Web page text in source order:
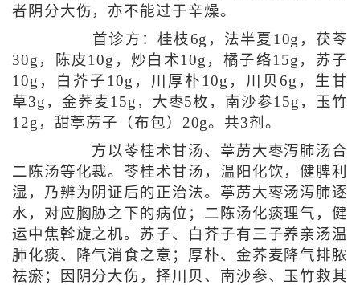
者阴分大伤，亦不能过于辛燥。
首诊方：桂枝6g，法半夏10g，茯苓
30g，陈皮10g，炒白术10g，橘子络15g，苏子
10g，白芥子10g，川厚朴10g，川贝6g，生甘
草3g，金荞麦15g，大枣5枚，南沙参15g，玉竹
12g，甜葶苈子（布包）20g。共3剂。
方以苓桂术甘汤、葶苈大枣泻肺汤合
二陈汤等化裁。苓桂术甘汤，温阳化饮，健脾利
湿，乃辨为阴证后的正治法。葶苈大枣汤泻肺逐
水，对应胸胁之下的病位；二陈汤化痰理气，健
运中焦斡旋之机。苏子、白芥子有三子养亲汤温
肺化痰、降气消食之意；厚朴、金荞麦降气排脓
祛瘀；因阴分大伤，择川贝、南沙参、玉竹救其